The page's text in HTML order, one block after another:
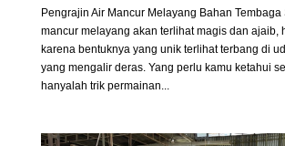
Pengrajin Air Mancur Melayang Bahan
mancur melayang akan terlihat magis dan ajaib,
karena bentuknya yang unik terlihat terbang di
yang mengalir deras. Yang perlu kamu ketahui
hanyalah trik permainan...